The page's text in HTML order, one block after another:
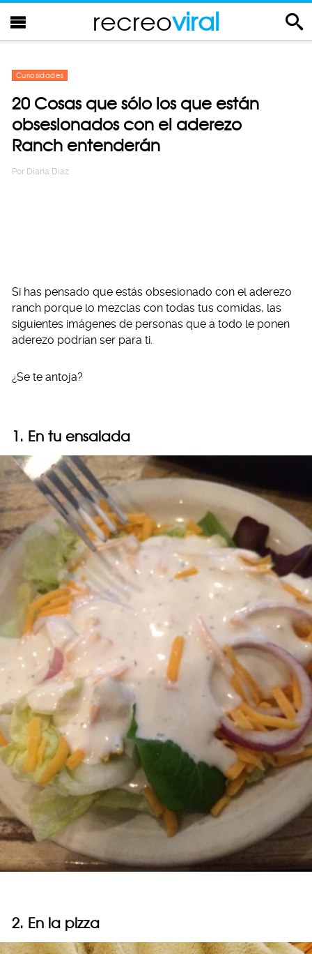
recreoviral
Curiosidades
20 Cosas que sólo los que están
obsesionados con el aderezo
Ranch entenderán
Por Diana Diaz
Si has pensado que estás obsesionado con el aderezo
ranch porque lo mezclas con todas tus comidas, las
siguientes imágenes de personas que a todo le ponen
aderezo podrían ser para ti.
¿Se te antoja?
1. En tu ensalada
2. En la pizza